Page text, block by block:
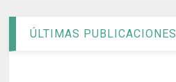
ÚLTIMAS PUBLICACIONES